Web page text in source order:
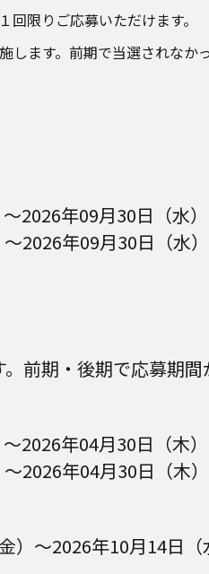
限りご応募いただけます。
ます。前期で当選されなか
2026年09月30日（水）
2026年09月30日（水）
前期・後期で応募期間
2026年04月30日（木
2026年04月30日（木
）～2026年10月14日